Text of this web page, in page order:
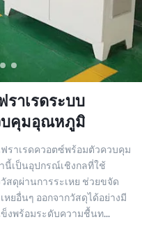
าเรดระบบ
บคุมอุณหภูมิ
ราเรดควอตซ์พร้อมตัวควบคุม
เป็นอุปกรณ์เชิงกลที่ใช้
ดุผ่านการระเหย ช่วยขจัด
ยอื่นๆ ออกจากวัสดุได้อย่างมี
งพร้อมระดับความชื้นท...